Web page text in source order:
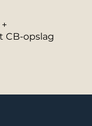
CB-opslag